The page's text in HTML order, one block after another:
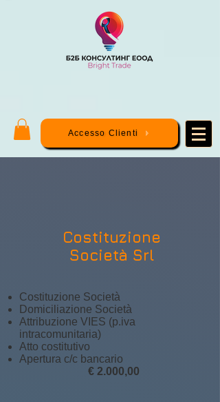
Accesso Clienti
Costituzione
Società Srl
Costituzione Società
Domiciliazione Società
Attribuzione VIES (p.iva
intracomunitaria)
Atto costitutivo
Apertura c/c bancario
€ 2.000,00